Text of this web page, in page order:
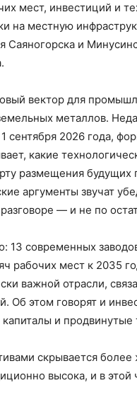
мест, инвестиций и
на местную
и
вектор для
металлов.
сентября 2026 года,
какие
размещения будущих
аргументы звучат
— и не по
13 современных
рабочих мест к 2035
важной отрасли,
Об этом говорят и
и продвинутые
скрывается более
высока, и в